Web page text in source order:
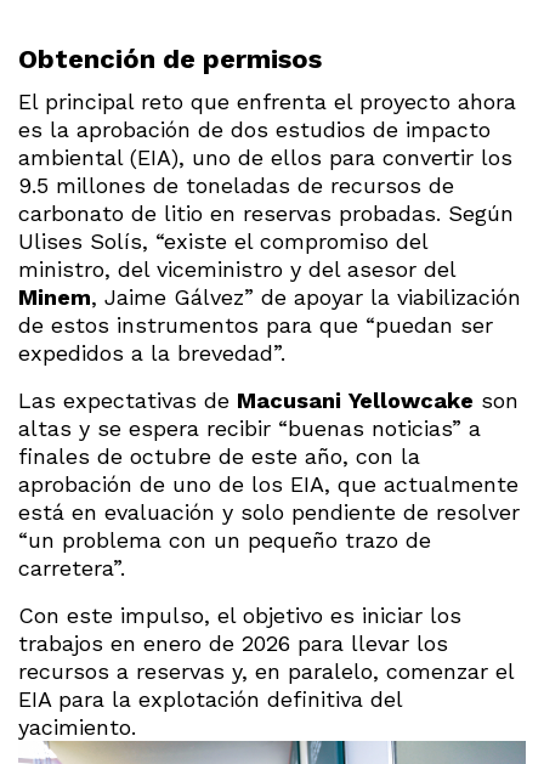
Obtención de permisos
El principal reto que enfrenta el proyecto ahora
es la aprobación de dos estudios de impacto
ambiental (EIA), uno de ellos para convertir los
9.5 millones de toneladas de recursos de
carbonato de litio en reservas probadas. Según
Ulises Solís, “existe el compromiso del
ministro, del viceministro y del asesor del
Minem, Jaime Gálvez” de apoyar la viabilización
de estos instrumentos para que “puedan ser
expedidos a la brevedad”.
Las expectativas de Macusani Yellowcake son
altas y se espera recibir “buenas noticias” a
finales de octubre de este año, con la
aprobación de uno de los EIA, que actualmente
está en evaluación y solo pendiente de resolver
“un problema con un pequeño trazo de
carretera”.
Con este impulso, el objetivo es iniciar los
trabajos en enero de 2026 para llevar los
recursos a reservas y, en paralelo, comenzar el
EIA para la explotación definitiva del
yacimiento.